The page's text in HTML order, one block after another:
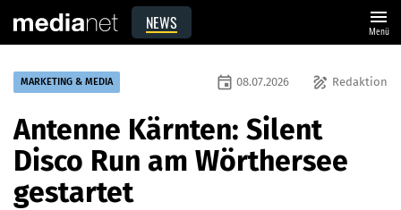
NEWS menu
Menü
MARKETING & MEDIA draw Redaktion
event 08.07.2026
Antenne Kärnten: Silent
Disco Run am Wörthersee
gestartet